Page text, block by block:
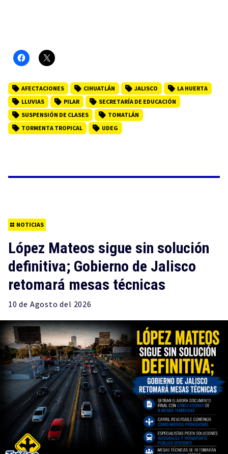
AFECTACIONES CIHUATLÁN JALISCO
LA HUERTA
LLUVIAS
PILAR
SECRETARÍA DE EDUCACIÓN
SUSPENSIÓN DE CLASES
TOMATLÁN
TORMENTA TROPICAL
UDEG
NOTICIAS
López Mateos sigue sin solución
definitiva; Gobierno de Jalisco
retomará mesas técnicas
10 de Agosto del 2026